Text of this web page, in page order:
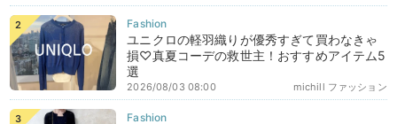
ユニクロの軽羽織りが優秀すぎて買わなきゃ
損♡真夏コーデの救世主！おすすめアイテム5
選
michill ファッション
2026/08/03 08:00